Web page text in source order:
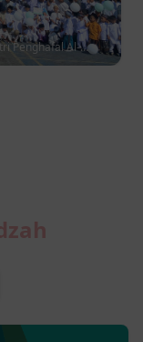
Penghafal Al-